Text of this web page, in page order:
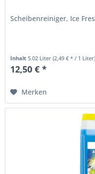
Scheibenreiniger, Ice
Inhalt 5.02 Liter(2,49 € * / 1 Liter)
12,50 € *
Merken